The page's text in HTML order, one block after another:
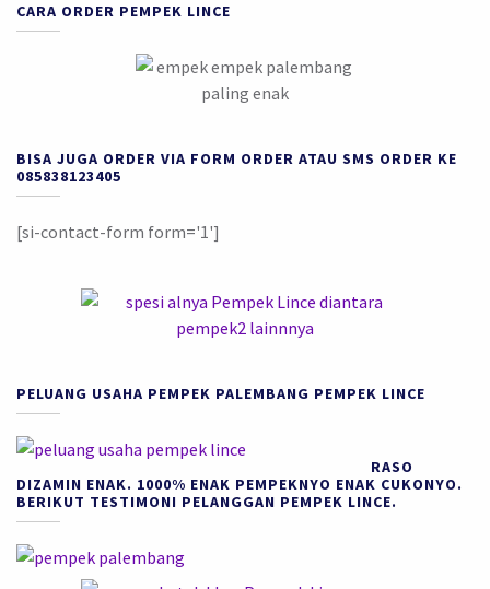
CARA ORDER PEMPEK LINCE
BISA JUGA ORDER VIA FORM ORDER ATAU SMS ORDER KE
085838123405
[si-contact-form form='1']
PELUANG USAHA PEMPEK PALEMBANG PEMPEK LINCE
RASO
DIZAMIN ENAK. 1000% ENAK PEMPEKNYO ENAK CUKONYO.
BERIKUT TESTIMONI PELANGGAN PEMPEK LINCE.